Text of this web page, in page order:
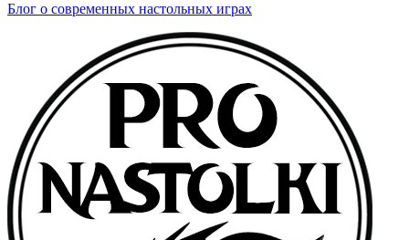
Блог о современных настольных играх